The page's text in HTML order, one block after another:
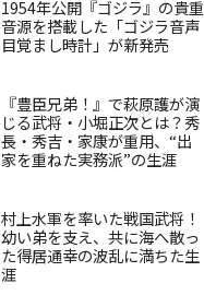
1954年公開『ゴジラ』の貴重
音源を搭載した「ゴジラ音声
目覚まし時計」が新発売
『豊臣兄弟！』で萩原護が演
じる武将・小堀正次とは？秀
長・秀吉・家康が重用、“出
家を重ねた実務派”の生涯
村上水軍を率いた戦国武将！
幼い弟を支え、共に海へ散っ
た得居通幸の波乱に満ちた生
涯